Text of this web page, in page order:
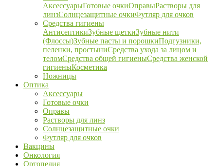
АксессуарыГотовые очкиОправыРастворы для
линзСолнцезащитные очкиФутляр для очков
Средства гигиены
АнтисептикиЗубные щеткиЗубные нити
(Флоссы)Зубные пасты и порошкиПодгузники,
пеленки, простыниСредства ухода за лицом и
теломСредства общей гигиеныСредства женской
гигиеныКосметика
Ножницы
Оптика
Аксессуары
Готовые очки
Оправы
Растворы для линз
Солнцезащитные очки
Футляр для очков
Вакцины
Онкология
Ортопедия